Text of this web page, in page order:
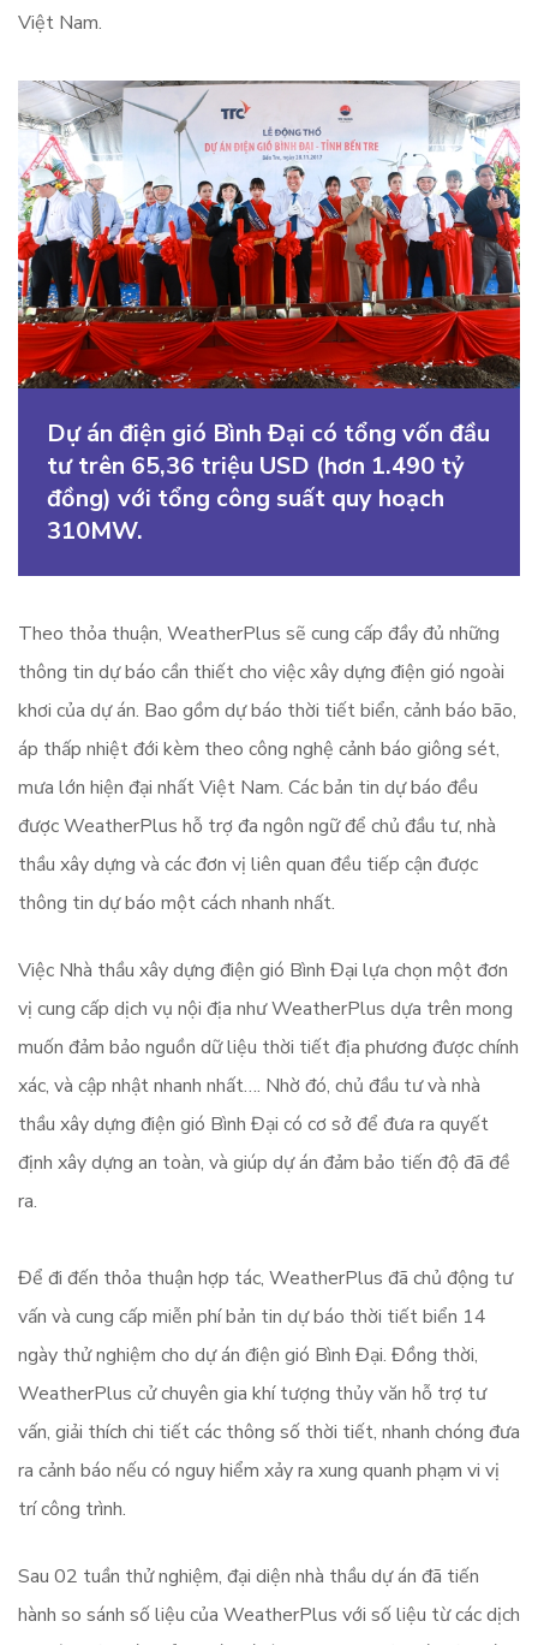
Việt Nam.
Dự án điện gió Bình Đại có tổng vốn đầu
tư trên 65,36 triệu USD (hơn 1.490 tỷ
đồng) với tổng công suất quy hoạch
310MW.
Theo thỏa thuận, WeatherPlus sẽ cung cấp đầy đủ những
thông tin dự báo cần thiết cho việc xây dựng điện gió ngoài
khơi của dự án. Bao gồm dự báo thời tiết biển, cảnh báo bão,
áp thấp nhiệt đới kèm theo công nghệ cảnh báo giông sét,
mưa lớn hiện đại nhất Việt Nam. Các bản tin dự báo đều
được WeatherPlus hỗ trợ đa ngôn ngữ để chủ đầu tư, nhà
thầu xây dựng và các đơn vị liên quan đều tiếp cận được
thông tin dự báo một cách nhanh nhất.
Việc Nhà thầu xây dựng điện gió Bình Đại lựa chọn một đơn
vị cung cấp dịch vụ nội địa như WeatherPlus dựa trên mong
muốn đảm bảo nguồn dữ liệu thời tiết địa phương được chính
xác, và cập nhật nhanh nhất…. Nhờ đó, chủ đầu tư và nhà
thầu xây dựng điện gió Bình Đại có cơ sở để đưa ra quyết
định xây dựng an toàn, và giúp dự án đảm bảo tiến độ đã đề
ra.
Để đi đến thỏa thuận hợp tác, WeatherPlus đã chủ động tư
vấn và cung cấp miễn phí bản tin dự báo thời tiết biển 14
ngày thử nghiệm cho dự án điện gió Bình Đại. Đồng thời,
WeatherPlus cử chuyên gia khí tượng thủy văn hỗ trợ tư
vấn, giải thích chi tiết các thông số thời tiết, nhanh chóng đưa
ra cảnh báo nếu có nguy hiểm xảy ra xung quanh phạm vi vị
trí công trình.
Sau 02 tuần thử nghiệm, đại diện nhà thầu dự án đã tiến
hành so sánh số liệu của WeatherPlus với số liệu từ các dịch